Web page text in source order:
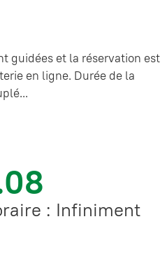
guidées et la réservation est
en ligne. Durée de la
: Infiniment